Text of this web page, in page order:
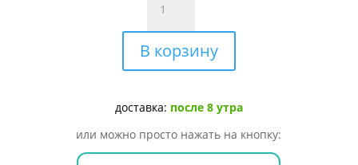
товара
РИНОТИН
№30
ТАБ.
В корзину
доставка: после 8 утра
или можно просто нажать на кнопку: